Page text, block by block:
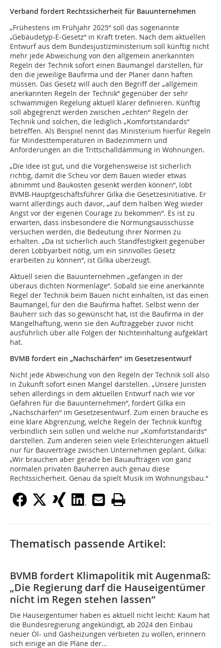
Verband fordert Rechtssicherheit für Bauunternehmen
„Frühestens im Frühjahr 2025“ soll das sogenannte
„Gebäudetyp-E-Gesetz“ in Kraft treten. Nach dem aktuellen
Entwurf aus dem Bundesjustizministerium soll künftig nicht
mehr jede Abweichung von den allgemein anerkannten
Regeln der Technik sofort einen Baumangel darstellen, für
den die jeweilige Baufirma und der Planer dann haften
müssen. Das Gesetz will auch den Begriff der „allgemein
anerkannten Regeln der Technik“ gegenüber der sehr
schwammigen Regelung aktuell klarer definieren. Künftig
soll abgegrenzt werden zwischen „echten“ Regeln der
Technik und solchen, die lediglich „Komfortstandards“
betreffen. Als Beispiel nennt das Ministerium hierfür Regeln
für Mindesttemperaturen in Badezimmern und
Anforderungen an die Trittschalldämmung in Wohnungen.
„Die Idee ist gut, und die Vorgehensweise ist sicherlich
richtig, damit die Scheu vor dem Bauen wieder etwas
abnimmt und Baukosten gesenkt werden können“, lobt
BVMB-Hauptgeschäftsführer Gilka die Gesetzesinitiative. Er
warnt allerdings auch davor, „auf dem halben Weg wieder
Angst vor der eigenen Courage zu bekommen“. Es ist zu
erwarten, dass insbesondere die Normungsausschüsse
versuchen werden, die Bedeutung ihrer Normen zu
erhalten. „Da ist sicherlich auch Standfestigkeit gegenüber
deren Lobbyarbeit nötig, um ein sinnvolles Gesetz
erarbeiten zu können“, ist Gilka überzeugt.
Aktuell seien die Bauunternehmen „gefangen in der
überaus dichten Normenlage“. Sobald sie eine anerkannte
Regel der Technik beim Bauen nicht einhalten, ist das einen
Baumangel, für den die Baufirma haftet. Selbst wenn der
Bauherr sich das so gewünscht hat, ist die Baufirma in der
Mängelhaftung, wenn sie den Auftraggeber zuvor nicht
ausführlich über alle Folgen der Nichteinhaltung aufgeklärt
hat.
BVMB fordert ein „Nachschärfen“ im Gesetzesentwurf
Nicht jede Abweichung von den Regeln der Technik soll also
in Zukunft sofort einen Mangel darstellen. „Unsere Juristen
sehen allerdings in dem aktuellen Entwurf nach wie vor
Gefahren für die Bauunternehmen“, fordert Gilka ein
„Nachschärfen“ im Gesetzesentwurf. Zum einen brauche es
eine klare Abgrenzung, welche Regeln der Technik künftig
verbindlich sein sollen und welche nur „Komfortstandards“
darstellen. Zum anderen seien viele Erleichterungen aktuell
nur für Bauverträge zwischen Unternehmen geplant. Gilka:
„Wir brauchen aber gerade bei Bauaufträgen von ganz
normalen privaten Bauherren auch genau diese
Rechtssicherheit. Genau da spielt Musik im Wohnungsbau.“
Thematisch passende Artikel:
BVMB fordert Klimapolitik mit Augenmaß:
„Die Regierung darf die Hauseigentümer
nicht im Regen stehen lassen“
Die Hauseigentümer haben es aktuell nicht leicht: Kaum hat
die Bundesregierung angekündigt, ab 2024 den Einbau
neuer Öl- und Gasheizungen verbieten zu wollen, erinnern
sich einige an die Pläne der...